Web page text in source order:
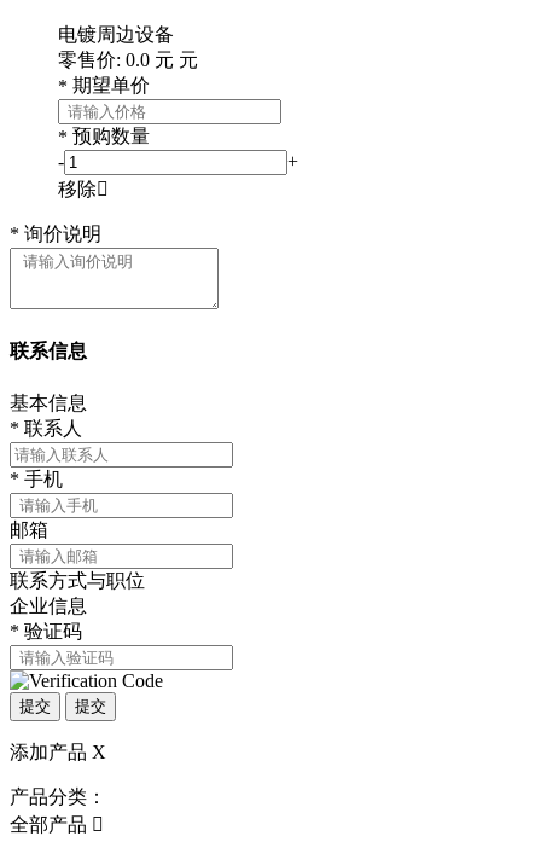
电镀周边设备
零售价: 0.0 元 元
* 期望单价
* 预购数量
-
+
移除
* 询价说明
联系信息
基本信息
* 联系人
* 手机
邮箱
联系方式与职位
企业信息
* 验证码
提交 提交
添加产品 X
产品分类：
全部产品 